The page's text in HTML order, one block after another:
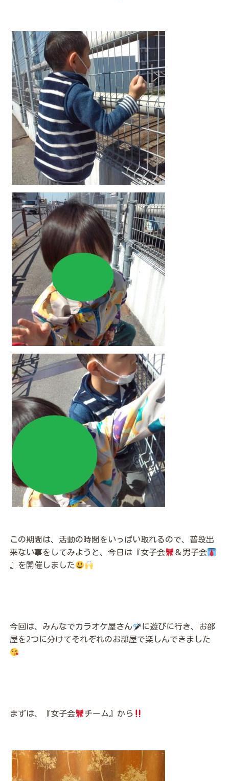
この期間は、活動の時間をいっぱい取れるので、普段出
来ない事をしてみようと、今日は『女子会
＆男子会
』を開催しました
今回は、みんなでカラオケ屋さん
に遊びに行き、お部
屋を2つに分けてそれぞれのお部屋で楽しんできました
まずは、『女子会 チーム』から